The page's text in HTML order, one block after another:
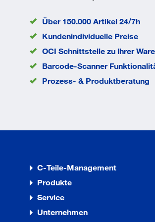
Anlieferung
Ausführung Schloss
Farbe Front
Farbe Korpus
Traglast je Schublade
Über 150.000 Artikel 24/7h
Kundenindividuelle Preise
OCI Schnittstelle zu lhrer
Barcode-Scanner
Prozess- & Produktberatung
C-Teile-Management
Produkte
Service
Unternehmen